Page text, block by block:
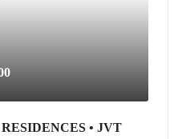
RESIDENCES • JVT